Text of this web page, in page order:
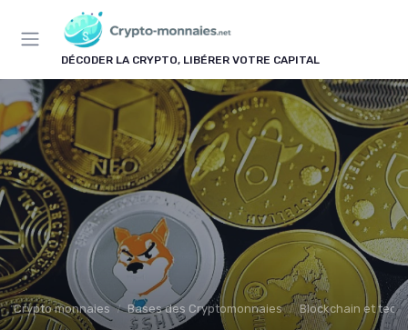
DÉCODER LA CRYPTO, LIBÉRER VOTRE CAPITAL
Crypto monnaies Bases des Cryptomonnaies Blockchain et
Panneau de gestion des cookies